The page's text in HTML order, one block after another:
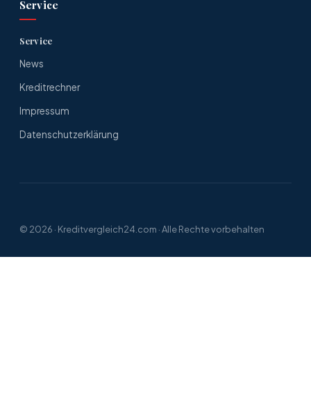
Service
Service
News
Kreditrechner
Impressum
Datenschutzerklärung
© 2026 · Kreditvergleich24.com · Alle Rechte vorbehalten